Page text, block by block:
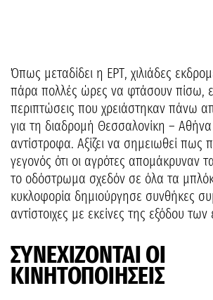
Όπως μεταδίδει η ΕΡΤ, χιλιάδες
πάρα πολλές ώρες να φτάσουν πίσω,
περιπτώσεις που χρειάστηκαν πάνω
για τη διαδρομή Θεσσαλονίκη – Αθήνα
αντίστροφα. Αξίζει να σημειωθεί πως
γεγονός ότι οι αγρότες απομάκρυναν
το οδόστρωμα σχεδόν σε όλα τα
κυκλοφορία δημιούργησε συνθήκες
αντίστοιχες με εκείνες της εξόδου
ΣΥΝΕΧΙΖΟΝΤΑΙ ΟΙ
ΚΙΝΗΤΟΠΟΙΗΣΕΙΣ